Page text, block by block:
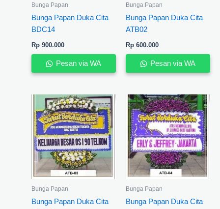
Bunga Papan
Bunga Papan Duka Cita
BDC14
Rp900.000
Pesan via WA
Bunga Papan
Bunga Papan Duka Cita
ATB02
Rp600.000
Pesan via WA
Bunga Papan
Bunga Papan Duka Cita
Bunga Papan
Bunga Papan Duka Cita